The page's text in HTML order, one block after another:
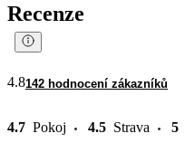
Recenze
4.8142 hodnocení zákazníků
4.7 Pokoj 4.5 Strava 5